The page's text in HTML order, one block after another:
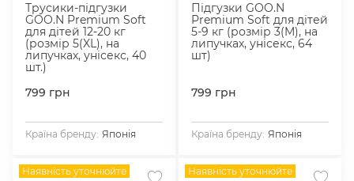
Трусики-підгузки
GOO.N Premium Soft
для дітей 12-20 кг
(розмір 5(XL), на
липучках, унісекс, 40
шт.)
799 грн
Країна бренду: Японія
Підгузки GOO.N
Premium Soft для дітей
5-9 кг (розмір 3(M), на
липучках, унісекс, 64
шт)
799 грн
Країна бренду: Японія
Наявність уточнюйте Наявність уточнюйте